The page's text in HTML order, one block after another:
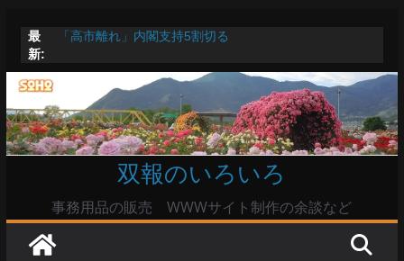
テ
ン
ツ
へ
ッ
最
新:
「高市離れ」内閣支持5割切る
高市首相とは隙間風が吹く鈴木憲和農水相
陸自部隊の思想信条調査報道受け小泉防衛相「不適切活
動ない」で良いのか
命綱のエアコンも危ない
双報のいろいろ
事務用品の販売 WWWサイト制作の余談など